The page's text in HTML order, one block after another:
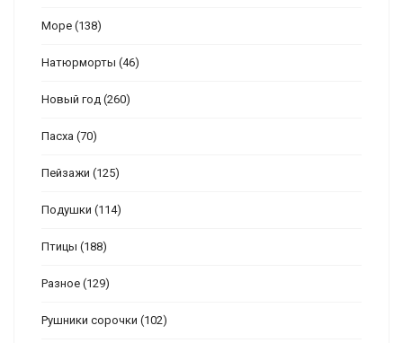
Море (138)
Натюрморты (46)
Новый год (260)
Пасха (70)
Пейзажи (125)
Подушки (114)
Птицы (188)
Разное (129)
Рушники сорочки (102)